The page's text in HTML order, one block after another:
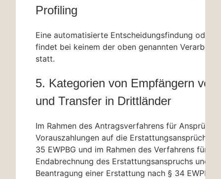
Profiling
Eine automatisierte Entscheidungsfindung oder
findet bei keinem der oben genannten
statt.
5. Kategorien von Empfängern von
und Transfer in Drittländer
Im Rahmen des Antragsverfahrens für Ansprüche
Vorauszahlungen auf die Erstattungsansprüche
35 EWPBG und im Rahmen des Verfahrens für die
Endabrechnung des Erstattungsanspruchs und
Beantragung einer Erstattung nach § 34 EWPBG